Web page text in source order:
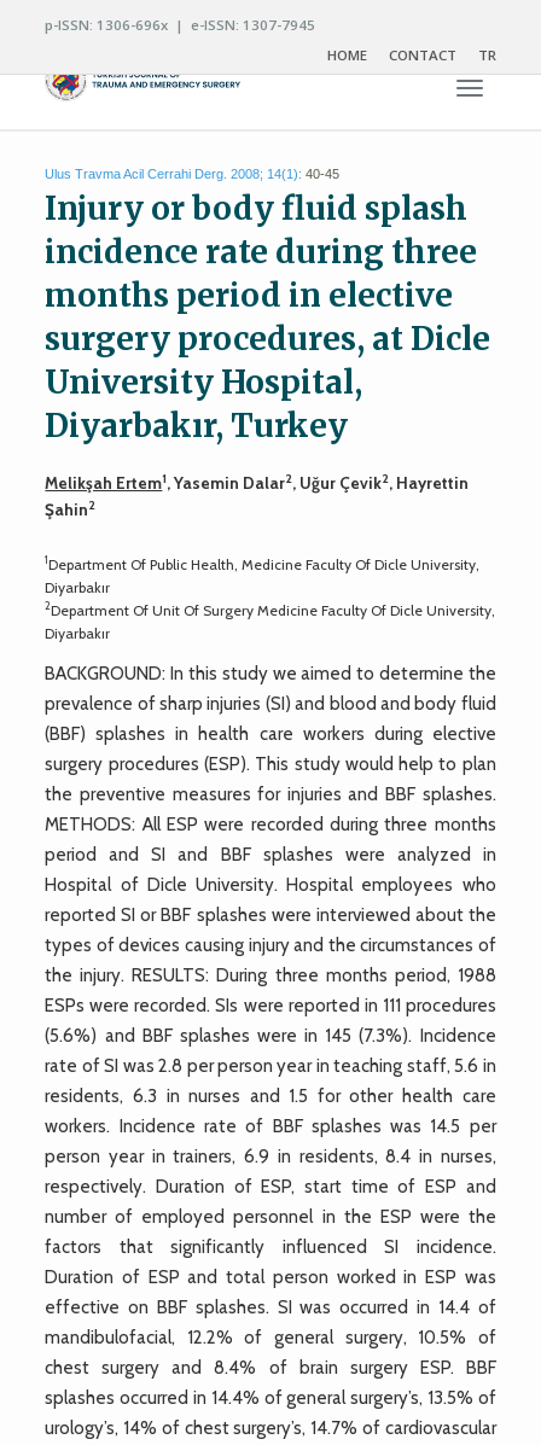
p-ISSN: 1306-696x | e-ISSN: 1307-7945
HOME
CONTACT TR
Toggle
Ulus Travma Acil Cerrahi Derg. 2008; 14(1): 40-45
Injury or body fluid splash
incidence rate during three
months period in elective
surgery procedures, at Dicle
University Hospital,
Diyarbakır, Turkey
Melikşah Ertem1, Yasemin Dalar2, Uğur Çevik2, Hayrettin
Şahin2
1Department Of Public Health, Medicine Faculty Of Dicle University,
Diyarbakır
2Department Of Unit Of Surgery Medicine Faculty Of Dicle University,
Diyarbakır
BACKGROUND: In this study we aimed to determine the
prevalence of sharp injuries (SI) and blood and body fluid
(BBF) splashes in health care workers during elective
surgery procedures (ESP). This study would help to plan
the preventive measures for injuries and BBF splashes.
METHODS: All ESP were recorded during three months
period and SI and BBF splashes were analyzed in
Hospital of Dicle University. Hospital employees who
reported SI or BBF splashes were interviewed about the
types of devices causing injury and the circumstances of
the injury. RESULTS: During three months period, 1988
ESPs were recorded. SIs were reported in 111 procedures
(5.6%) and BBF splashes were in 145 (7.3%). Incidence
rate of SI was 2.8 per person year in teaching staff, 5.6 in
residents, 6.3 in nurses and 1.5 for other health care
workers. Incidence rate of BBF splashes was 14.5 per
person year in trainers, 6.9 in residents, 8.4 in nurses,
respectively. Duration of ESP, start time of ESP and
number of employed personnel in the ESP were the
factors that significantly influenced SI incidence.
Duration of ESP and total person worked in ESP was
effective on BBF splashes. SI was occurred in 14.4 of
mandibulofacial, 12.2% of general surgery, 10.5% of
chest surgery and 8.4% of brain surgery ESP. BBF
splashes occurred in 14.4% of general surgery’s, 13.5% of
urology’s, 14% of chest surgery’s, 14.7% of cardiovascular